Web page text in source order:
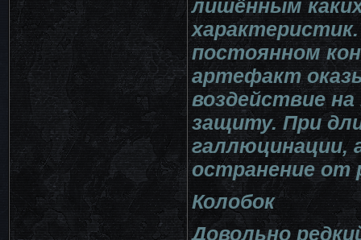
лишённым
постоянном
артефакт
воздействие
защиту. При
галлюцинации,
остранение от
Колобок
Довольно